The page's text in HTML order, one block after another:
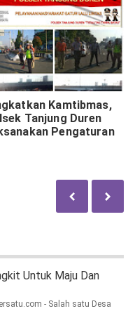
Kamtibmas,
Tanjung Duren
Pengaturan
Pagi Hari
Untuk Maju Dan
- Salah satu Desa